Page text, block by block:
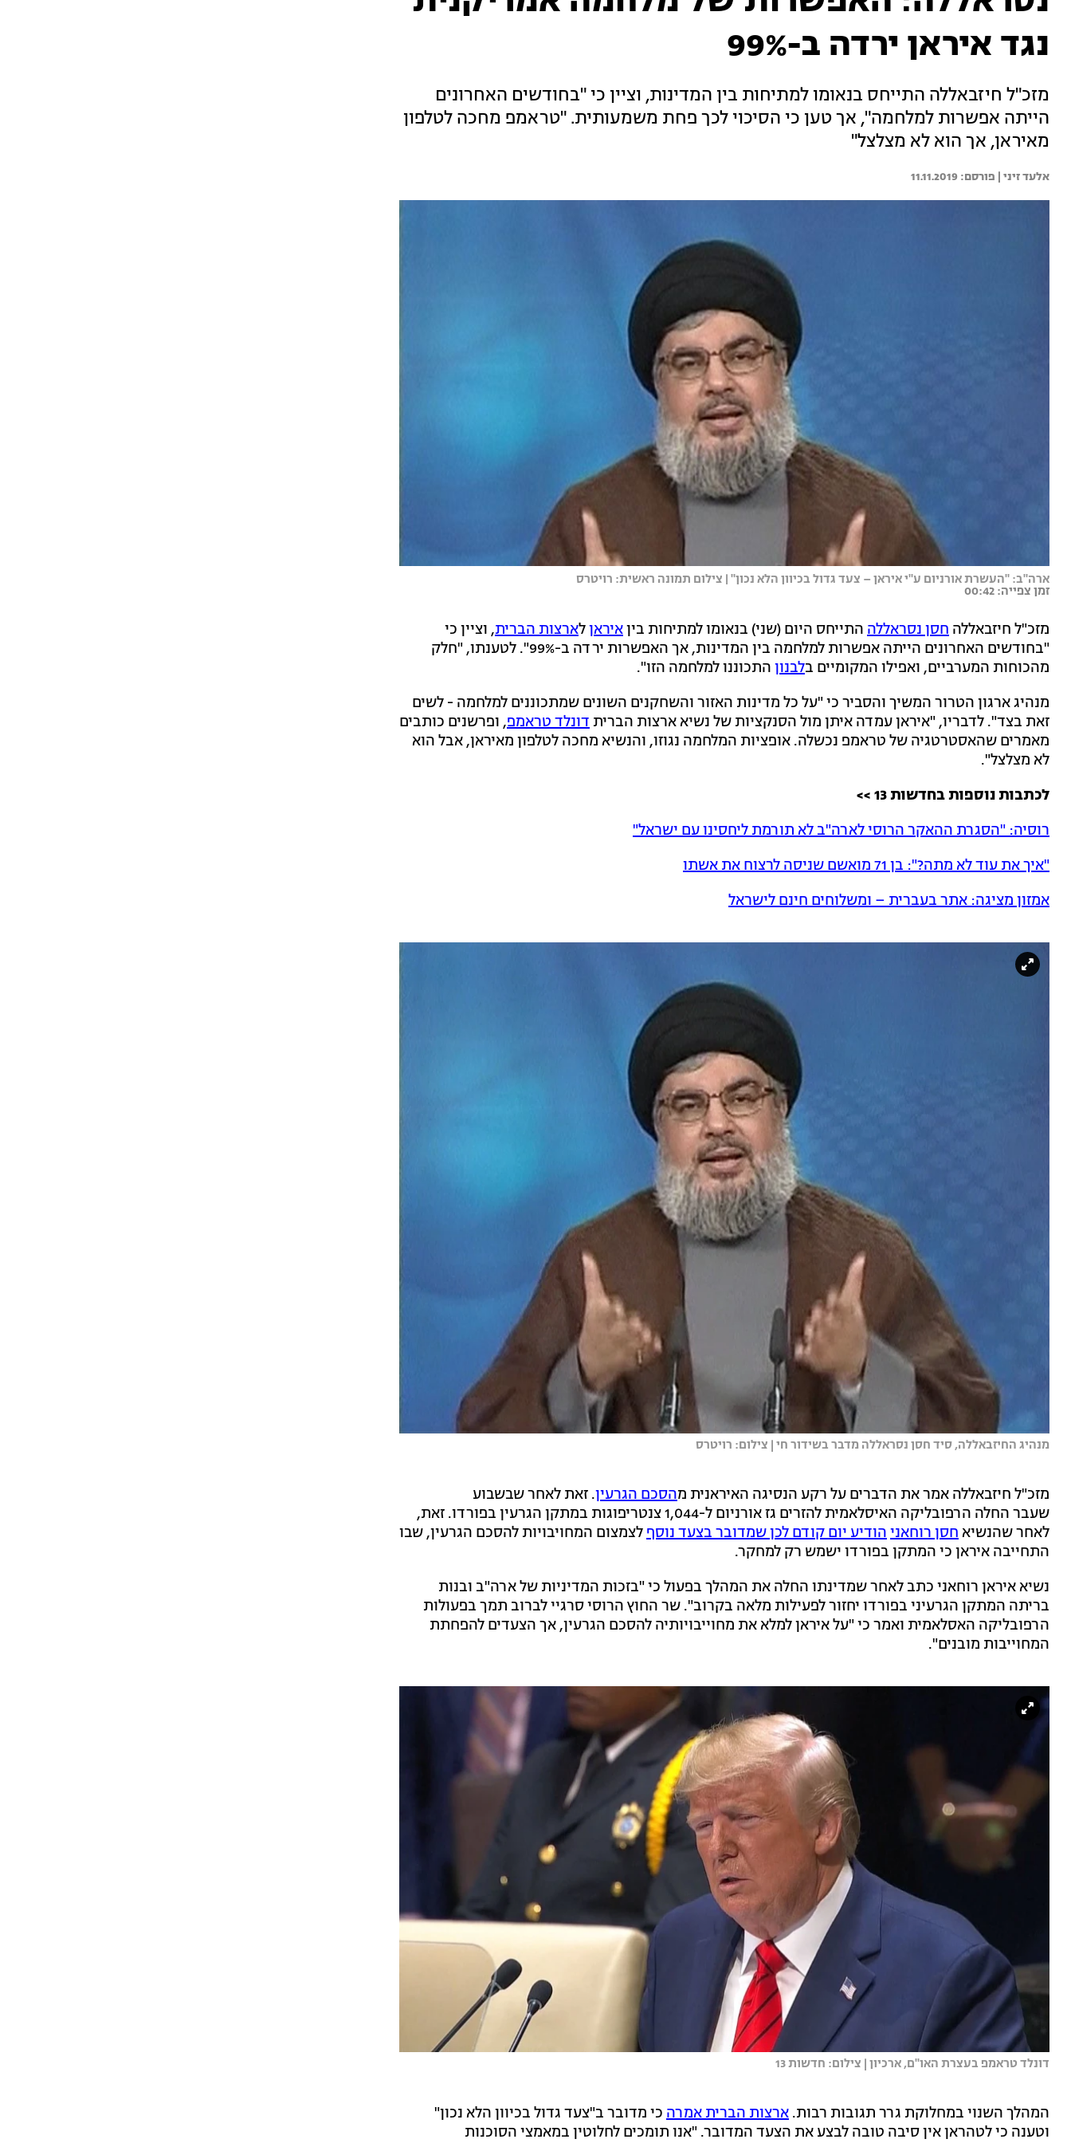
נגד איראן ירדה ב-99%
מזכ"ל חיזבאללה התייחס בנאומו למתיחות בין המדינות, וציין כי "בחודשים האחרונים
הייתה אפשרות למלחמה", אך טען כי הסיכוי לכך פחת משמעותית. "טראמפ מחכה לטלפון
מאיראן, אך הוא לא מצלצל"
אלעד זיני | 11.11.2019
ארה"ב: "העשרת אורניום ע"י איראן – צעד גדול בכיוון הלא נכון" | צילום תמונה ראשית: רויטרס
זמן צפייה: 00:42
מזכ"ל חיזבאללה חסן נסראללה התייחס היום (שני) בנאומו למתיחות ביןאיראןלארצות הברית, וציין כי
"בחודשים האחרונים הייתה אפשרות למלחמה בין המדינות, אך האפשרות ירדה ב-99%". לטענתו, "חלק
מהכוחות המערביים, ואפילו המקומיים בלבנון התכוננו למלחמה הזו".
מנהיג ארגון הטרור המשיך והסביר כי "על כל מדינות האזור והשחקנים השונים שמתכוננים למלחמה - לשים
זאת בצד". לדבריו, "איראן עמדה איתן מול הסנקציות של נשיא ארצות הברית דונלד טראמפ, ופרשנים כותבים
מאמרים שהאסטרטגיה של טראמפ נכשלה. אופציות המלחמה נגוזו, והנשיא מחכה לטלפון מאיראן, אבל הוא
לא מצלצל".
לכתבות נוספות בחדשות 13 >>
רוסיה: "הסגרת ההאקר הרוסי לארה"ב לא תורמת ליחסינו עם ישראל"
"איך את עוד לא מתה?": בן 71 מואשם שניסה לרצוח את אשתו
אמזון מציגה: אתר בעברית – ומשלוחים חינם לישראל
מנהיג החיזבאללה, סיד חסן נסראללה מדבר בשידור חי | צילום: רויטרס
מזכ"ל חיזבאללה אמר את הדברים על רקע הנסיגה האיראנית מהסכם הגרעין. זאת לאחר שבשבוע
שעבר החלה הרפובליקה האיסלאמית להזרים גז אורניום ל-1,044 צנטריפוגות במתקן הגרעין בפורדו. זאת,
לאחר שהנשיאחסן רוחאניהודיע יום קודם לכן שמדובר בצעד נוסףלצמצום המחויבויות להסכם הגרעין, שבו
התחייבה איראן כי המתקן בפורדו ישמש רק למחקר.
נשיא איראן רוחאני כתב לאחר שמדינתו החלה את המהלך בפעול כי "בזכות המדיניות של ארה"ב ובנות
בריתה המתקן הגרעיני בפורדו יחזור לפעילות מלאה בקרוב". שר החוץ הרוסי סרגיי לברוב תמך בפעולות
הרפובליקה האסלאמית ואמר כי "על איראן למלא את מחוייבויותיה להסכם הגרעין, אך הצעדים להפחתת
המחוייבות מובנים".
דונלד טראמפ בעצרת האו''ם, ארכיון | צילום: חדשות 13
המהלך השנוי במחלוקת גרר תגובות רבות. ארצות הברית אמרה כי מדובר ב"צעד גדול בכיוון הלא נכון"
וטענה כי לטהראן אין סיבה טובה לבצע את הצעד המדובר. "אנו תומכים לחלוטין במאמצי הסוכנות